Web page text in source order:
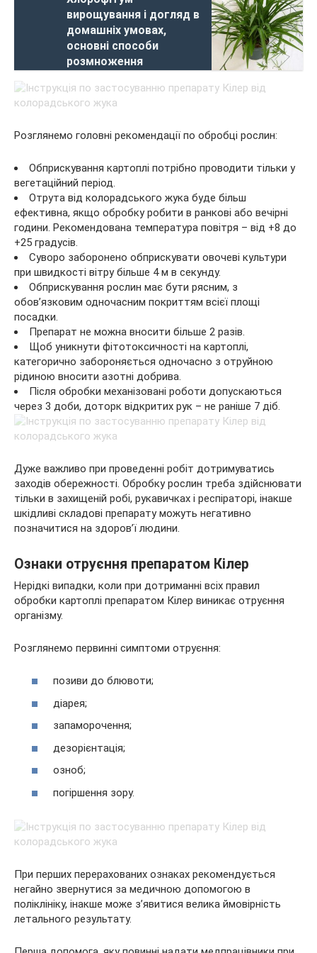
вирощування і догляд в
домашніх умовах,
основні способи
розмноження
Розглянемо головні рекомендації по обробці рослин:
Обприскування картоплі потрібно проводити тільки у
вегетаційний період.
Отрута від колорадського жука буде більш
ефективна, якщо обробку робити в ранкові або вечірні
години. Рекомендована температура повітря – від +8 до
+25 градусів.
Суворо заборонено обприскувати овочеві культури
при швидкості вітру більше 4 м в секунду.
Обприскування рослин має бути рясним, з
обов’язковим одночасним покриттям всієї площі
посадки.
Препарат не можна вносити більше 2 разів.
Щоб уникнути фітотоксичності на картоплі,
категорично забороняється одночасно з отруйною
рідиною вносити азотні добрива.
Після обробки механізовані роботи допускаються
через 3 доби, доторк відкритих рук – не раніше 7 діб.
Дуже важливо при проведенні робіт дотримуватись
заходів обережності. Обробку рослин треба здійснювати
тільки в захищеній робі, рукавичках і респіраторі, інакше
шкідливі складові препарату можуть негативно
позначитися на здоров’ї людини.
Ознаки отруєння препаратом Кілер
Нерідкі випадки, коли при дотриманні всіх правил
обробки картоплі препаратом Кілер виникає отруєння
організму.
Розглянемо первинні симптоми отруєння:
позиви до блювоти;
діарея;
запаморочення;
дезорієнтація;
озноб;
погіршення зору.
При перших перерахованих ознаках рекомендується
негайно звернутися за медичною допомогою в
поліклініку, інакше може з’явитися велика ймовірність
летального результату.